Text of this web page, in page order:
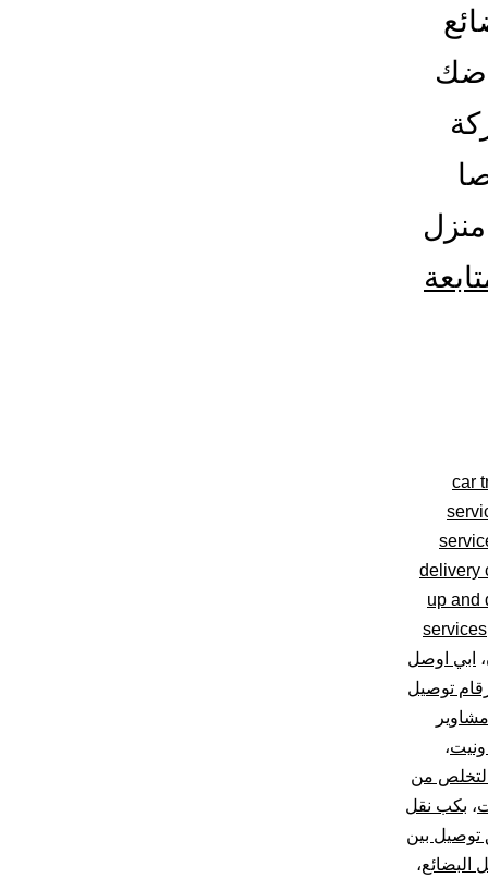
car
delivery
up and
services
، ابي اوصل
توصيل
،
من
، بكب نقل
توصيل بين
البضائع،